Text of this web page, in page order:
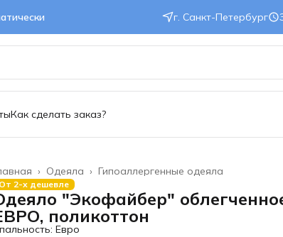
г. Санкт-Петербург
Как сделать заказ?
Гипоаллергенные одеяла
Одеяла ›
›
От 2-х дешевле
"Экофайбер"
поликоттон
Евро